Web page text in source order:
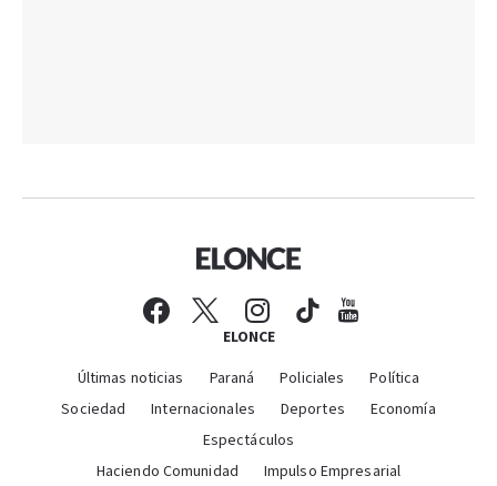
ELONCE
Últimas noticias Paraná Policiales
Política
Sociedad
Internacionales Deportes
Economía
Espectáculos
Haciendo Comunidad
Impulso Empresarial